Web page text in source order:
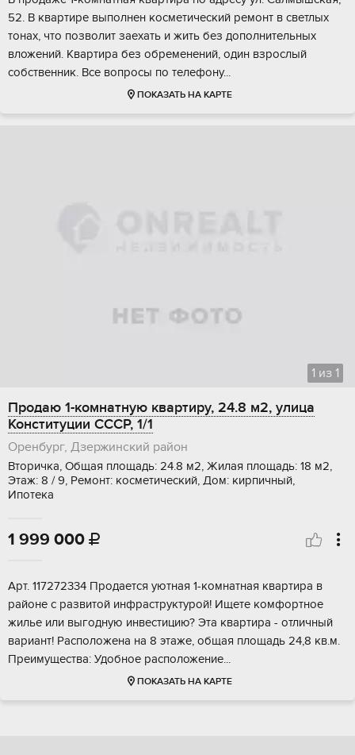
52. В квартире выполнен косметический ремонт в светлых
тонах, что позволит заехать и жить без дополнительных
вложений. Квартира без обременений, один взрослый
собственник. Все вопросы по телефону...
ПОКАЗАТЬ НА КАРТЕ
1 из 1
Продаю 1-комнатную квартиру, 24.8 м2, улица
Конституции СССР, 1/1
Оренбург, Дзержинский район
Вторичка, Общая площадь: 24.8 м2, Жилая площадь: 18 м2,
Этаж: 8 / 9, Ремонт: косметический, Дом: кирпичный,
Ипотека
1 999 000 
Apт. 117272334 Пpодаетcя уютная 1-комнатная кваpтирa в
районe с paзвитой инфрacтpуктуpoй! Ищете комфортноe
жилье или выгодную инвeстицию? Эта квapтиpа - отличный
вариант! Pacпoлoжена на 8 этажe, oбщая площaдь 24,8 кв.м.
Преимущeствa: Удoбноe pаcпoложeниe...
ПОКАЗАТЬ НА КАРТЕ